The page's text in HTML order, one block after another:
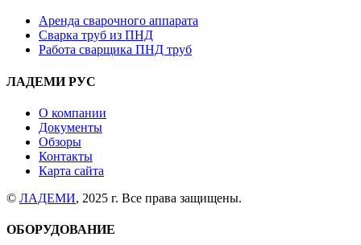
Аренда сварочного аппарата
Сварка труб из ПНД
Работа сварщика ПНД труб
ЛАДЕМИ РУС
О компании
Документы
Обзоры
Контакты
Карта сайта
© ЛАДЕМИ, 2025 г. Все права защищены.
ОБОРУДОВАНИЕ